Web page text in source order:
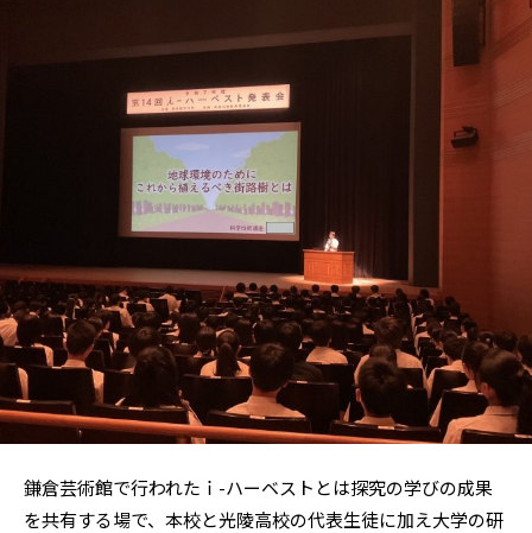
鎌倉芸術館で行われたｉ-ハーベストとは探究の学びの成果
を共有する場で、本校と光陵高校の代表生徒に加え大学の研